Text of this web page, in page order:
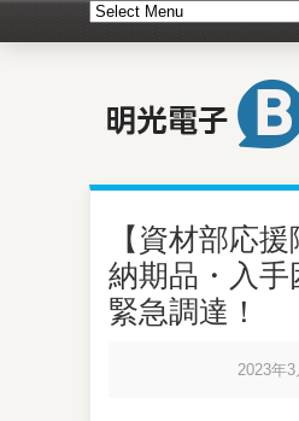
【資材部応
納期品・入手
緊急調達！
2023年3